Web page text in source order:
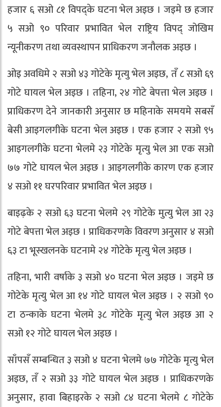
हजार ६ सओ ८१ विपद्के घटना भेल अइछ । जइमे छ हजार
५ सओ ९० परिवार प्रभावित भेल राष्ट्रिय विपद् जोखिम
न्यूनीकरण तथा व्यवस्थापन प्राधिकरण जनौलक अइछ ।
ओइ अवधिमे २ सओ ४३ गोटेके मृत्यु भेल अइछ, तँ ८ सओ ६९
गोटे घायल भेल अइछ । तहिना, २४ गोटे बेपत्ता भेल अइछ ।
प्राधिकरण देने जानकारी अनुसार छ महिनाके समयमे सबसँ
बेसी आइगलगीके घटना भेल अइछ । एक हजार २ सओ ९५
आइगलगीके घटना भेलमे २३ गोटेके मृत्यु भेल आ एक सओ
७७ गोटे घायल भेल अइछ । आइगलगीके कारण एक हजार
४ सओ ११ घरपरिवार प्रभावित भेल अइछ ।
बाइढ़के २ सओ ६३ घटना भेलमे २९ गोटेके मुत्यु भेल आ २३
गोटे बेपत्ता भेल अइछ । प्राधिकरणके विवरण अनुसार ४ सओ
६३ टा भूस्खलनके घटनामे २४ गोटेके मृत्यु भेल अइछ ।
तहिना, भारी वर्षाके ३ सओ ४० घटना भेल अइछ । जइमे छ
गोटेके मृत्यु भेल आ १४ गोटे घायल भेल अइछ । २ सओ ९०
टा ठन्काके घटना भेलमे ३८ गोटेके मृत्यु भेल अइछ आ २
सओ १२ गोटे घायल भेल अइछ ।
साँपसँ सम्बन्धित ३ सओ ४ घटना भेलमे ७७ गोटेके मृत्यु भेल
अइछ, तँ २ सओ ३३ गोटे घायल भेल अइछ । प्राधिकरणके
अनुसार, हावा बिहाइरके २ सओ ८४ घटना भेलमे ८ गोटेके